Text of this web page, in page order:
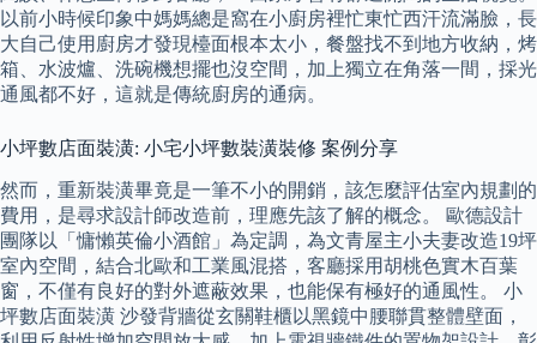
以前小時候印象中媽媽總是窩在小廚房裡忙東忙西汗流滿臉，長
大自己使用廚房才發現檯面根本太小，餐盤找不到地方收納，烤
箱、水波爐、洗碗機想擺也沒空間，加上獨立在角落一間，採光
通風都不好，這就是傳統廚房的通病。
小坪數店面裝潢: 小宅小坪數裝潢裝修 案例分享
然而，重新裝潢畢竟是一筆不小的開銷，該怎麼評估室內規劃的
費用，是尋求設計師改造前，理應先該了解的概念。 歐德設計
團隊以「慵懶英倫小酒館」為定調，為文青屋主小夫妻改造19坪
室內空間，結合北歐和工業風混搭，客廳採用胡桃色實木百葉
窗，不僅有良好的對外遮蔽效果，也能保有極好的通風性。 小
坪數店面裝潢 沙發背牆從玄關鞋櫃以黑鏡中腰聯貫整體壁面，